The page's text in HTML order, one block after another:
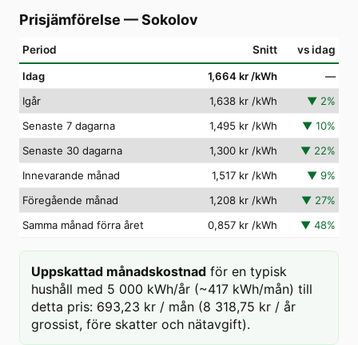
Prisjämförelse —Sokolov
Period Snitt vs idag
Idag 1,664 kr /kWh
—
Igår
1,638 kr /kWh ▼ 2%
Senaste 7 dagarna
1,495 kr /kWh ▼ 10%
Senaste 30 dagarna
1,300 kr /kWh ▼ 22%
Innevarande månad
1,517 kr /kWh ▼ 9%
Föregående månad
1,208 kr /kWh ▼ 27%
Samma månad förra året
0,857 kr /kWh ▼ 48%
Uppskattad månadskostnad för en typisk
hushåll med 5 000 kWh/år (~417 kWh/mån) till
detta pris: 693,23 kr / mån (8 318,75 kr / år
grossist, före skatter och nätavgift).